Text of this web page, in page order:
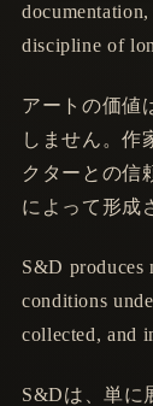
discipline of
アートの価値
しません。作
クターとの信
によって形成
S&D produces
conditions
collected, and
S&Dは、単に